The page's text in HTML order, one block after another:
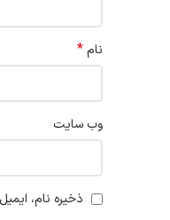
نام*
وب‌ سایت
ذخیره نام،